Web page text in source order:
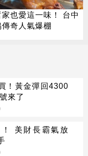
家也愛這一味！ 台中
傳奇人氣爆棚
！黃金彈回4300
來了
美財長霸氣放